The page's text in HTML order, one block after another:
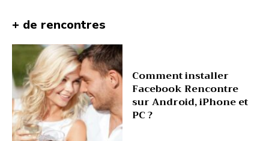
+ de rencontres
Comment installer
Facebook Rencontre
sur Android, iPhone et
PC ?